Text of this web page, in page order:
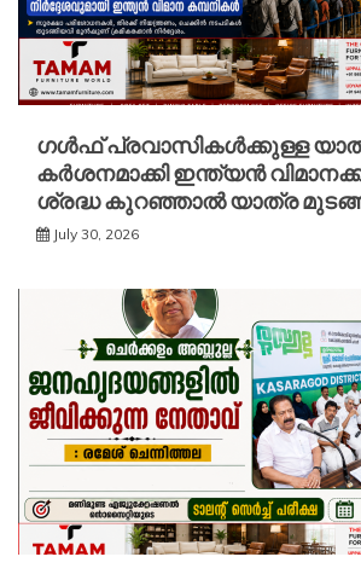
ഗൾഫ് പ്രവാസികൾക്കുള്ള
കർശനമാക്കി ഇന്ത്യൻ
ശ്രദ്ധ കുറഞ്ഞാൽ യാത്ര
July 30, 2026